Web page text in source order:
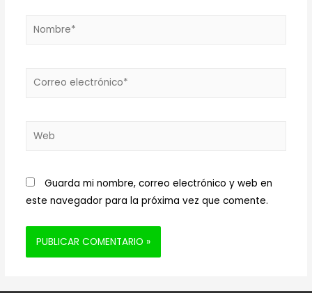
Nombre*
Correo
Web
Guarda mi nombre, correo electrónico y web en
este navegador para la próxima vez que comente.